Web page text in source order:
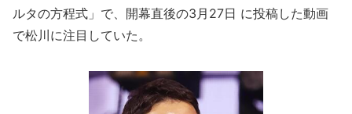
ルタの方程式」で、開幕直後の3月27日 に投稿した動画
で松川に注目していた。